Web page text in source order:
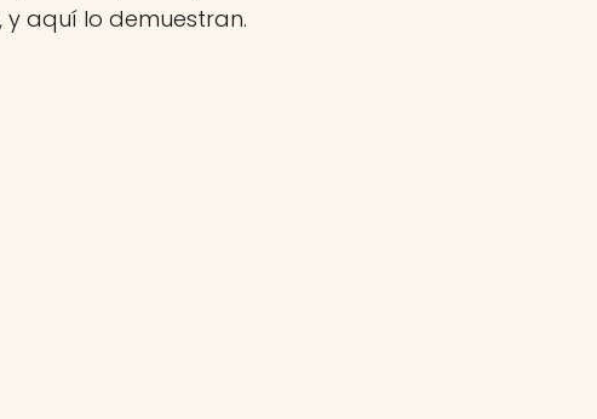
y aquí lo demuestran.